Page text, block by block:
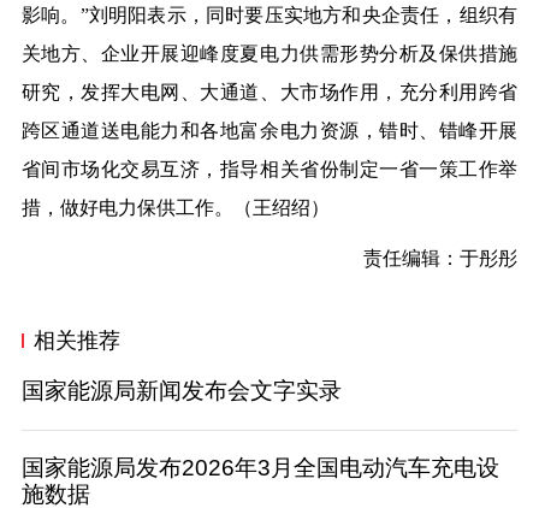
影响。”刘明阳表示，同时要压实地方和央企责任，组织有
关地方、企业开展迎峰度夏电力供需形势分析及保供措施
研究，发挥大电网、大通道、大市场作用，充分利用跨省
跨区通道送电能力和各地富余电力资源，错时、错峰开展
省间市场化交易互济，指导相关省份制定一省一策工作举
措，做好电力保供工作。（王绍绍）
责任编辑：于彤彤
相关推荐
国家能源局新闻发布会文字实录
国家能源局发布2026年3月全国电动汽车充电设
施数据